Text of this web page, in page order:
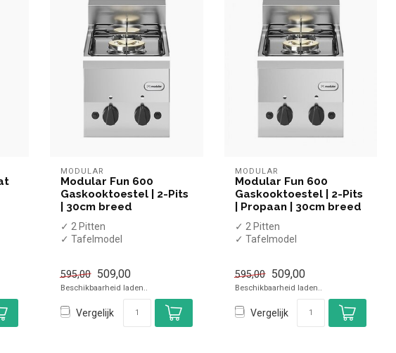
MODULAR
Modular Fun 600
Gaskooktoestel | 2-Pits
| 30cm breed
✓ 2 Pitten
✓ Tafelmodel
595,00 509,00
Beschikbaarheid laden..
Vergelijk
MODULAR
Modular Fun 600
Gaskooktoestel | 2-Pits
| Propaan | 30cm breed
✓ 2 Pitten
✓ Tafelmodel
595,00 509,00
Beschikbaarheid laden..
Vergelijk